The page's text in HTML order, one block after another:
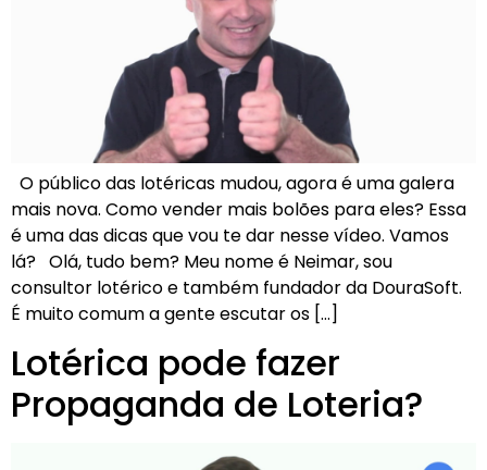
O público das lotéricas mudou, agora é uma galera
mais nova. Como vender mais bolões para eles? Essa
é uma das dicas que vou te dar nesse vídeo. Vamos
lá? Olá, tudo bem? Meu nome é Neimar, sou
consultor lotérico e também fundador da DouraSoft.
É muito comum a gente escutar os […]
Lotérica pode fazer
Propaganda de Loteria?